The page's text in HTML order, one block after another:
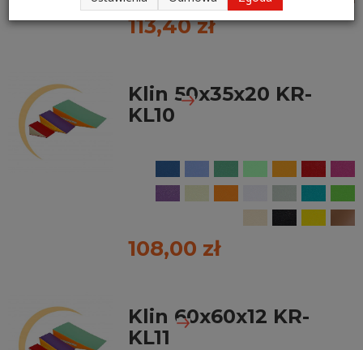
113,40 zł
Klin 50x35x20 KR-
KL10
108,00 zł
Klin 60x60x12 KR-
KL11